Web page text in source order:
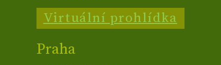
Virtuální prohlídka
Praha